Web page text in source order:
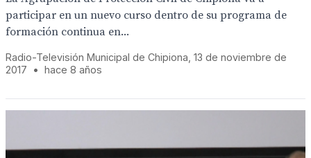
participar en un nuevo curso dentro de su programa de
formación continua en...
Radio-Televisión Municipal de Chipiona, 13 de noviembre de
2017
• hace 8 años